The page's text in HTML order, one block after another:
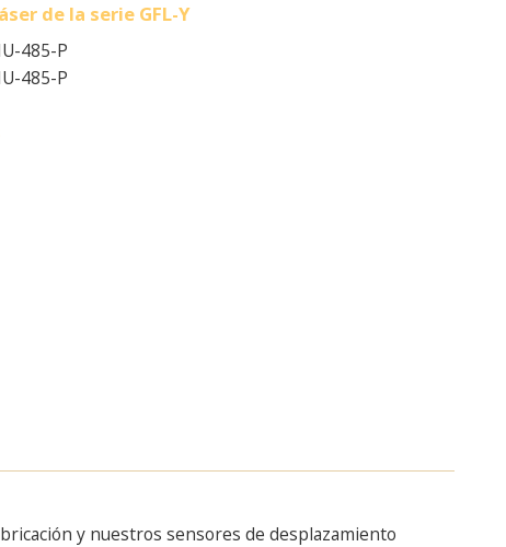
de la serie GFL-Y
485-P
485-P
y nuestros sensores de desplazamiento